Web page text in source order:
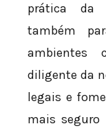
prática da
também
ambientes
diligente da
legais e
mais seguro